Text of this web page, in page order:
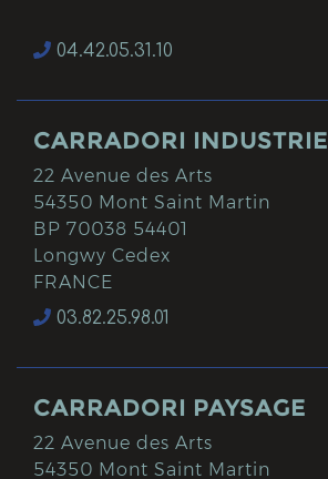
04.42.05.31.10
CARRADORI INDUSTRIE
22 Avenue des Arts
54350 Mont Saint Martin
BP 70038 54401
Longwy Cedex
FRANCE
03.82.25.98.01
CARRADORI PAYSAGE
22 Avenue des Arts
54350 Mont Saint Martin